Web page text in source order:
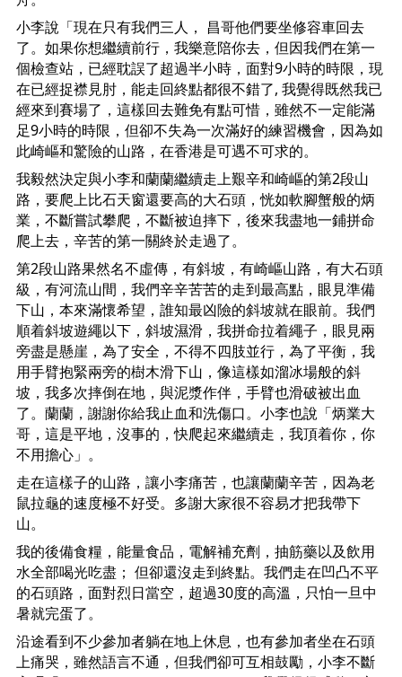
小李說「現在只有我們三人， 昌哥他們要坐修容車回去
了。如果你想繼續前行，我樂意陪你去，但因我們在第一
個檢查站，已經耽誤了超過半小時，面對9小時的時限，現
在已經捉襟見肘，能走回終點都很不錯了, 我覺得既然我已
經來到賽場了，這樣回去難免有點可惜，雖然不一定能滿
足9小時的時限，但卻不失為一次滿好的練習機會，因為如
此崎嶇和驚險的山路，在香港是可遇不可求的。
我毅然決定與小李和蘭蘭繼續走上艱辛和崎嶇的第2段山
路，要爬上比石天窗還要高的大石頭，恍如軟腳蟹般的炳
業，不斷嘗試攀爬，不斷被迫摔下，後來我盡地一鋪拼命
爬上去，辛苦的第一關終於走過了。
第2段山路果然名不虛傳，有斜坡，有崎嶇山路，有大石頭
級，有河流山間，我們辛辛苦苦的走到最高點，眼見準備
下山，本來滿懷希望，誰知最凶險的斜坡就在眼前。我們
順着斜坡遊繩以下，斜坡濕滑，我拼命拉着繩子，眼見兩
旁盡是懸崖，為了安全，不得不四肢並行，為了平衡，我
用手臂抱緊兩旁的樹木滑下山，像這樣如溜冰場般的斜
坡，我多次摔倒在地，與泥漿作伴，手臂也滑破被出血
了。蘭蘭，謝謝你給我止血和洗傷口。小李也說「炳業大
哥，這是平地，沒事的，快爬起來繼續走，我頂着你，你
不用擔心」。
走在這樣子的山路，讓小李痛苦，也讓蘭蘭辛苦，因為老
鼠拉龜的速度極不好受。多謝大家很不容易才把我帶下
山。
我的後備食糧，能量食品，電解補充劑，抽筋藥以及飲用
水全部喝光吃盡； 但卻還沒走到終點。我們走在凹凸不平
的石頭路，面對烈日當空，超過30度的高溫，只怕一旦中
暑就完蛋了。
沿途看到不少參加者躺在地上休息，也有參加者坐在石頭
上痛哭，雖然語言不通，但我們卻可互相鼓勵，小李不斷